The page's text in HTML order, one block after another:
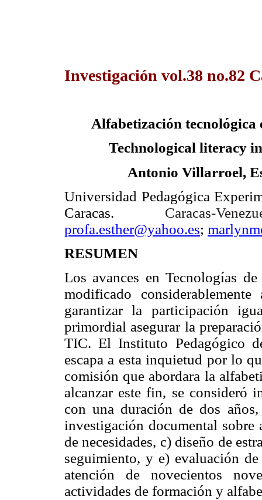
Investigación vol.38 no.82
Alfabetización tecnológica
Technological literacy
Antonio Villarroel,
Universidad Pedagógica
Caracas. Caracas-
profa.esther@yahoo.es;
RESUMEN
Los avances en Tecnologías
modificado
garantizar la participación
primordial asegurar la
TIC. El Instituto Pedagógico
escapa a esta inquietud por lo
comisión que abordara la
alcanzar este fin, se consideró
con una duración de dos
investigación documental
de necesidades, c) diseño de
seguimiento, y e) evaluación
atención de novecientos
actividades de formación y